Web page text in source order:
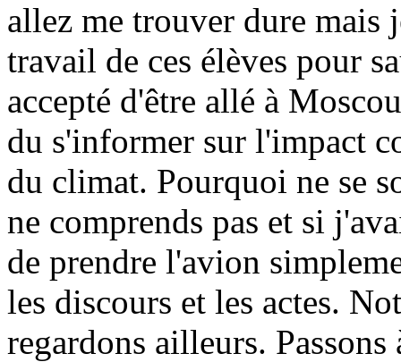
allez me trouver dure mais
travail de ces élèves pour
accepté d'être allé à
du s'informer sur l'impact
du climat. Pourquoi ne se
ne comprends pas et si
de prendre l'avion
les discours et les actes.
regardons ailleurs.